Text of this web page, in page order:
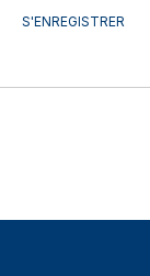
S'ENREGISTRER